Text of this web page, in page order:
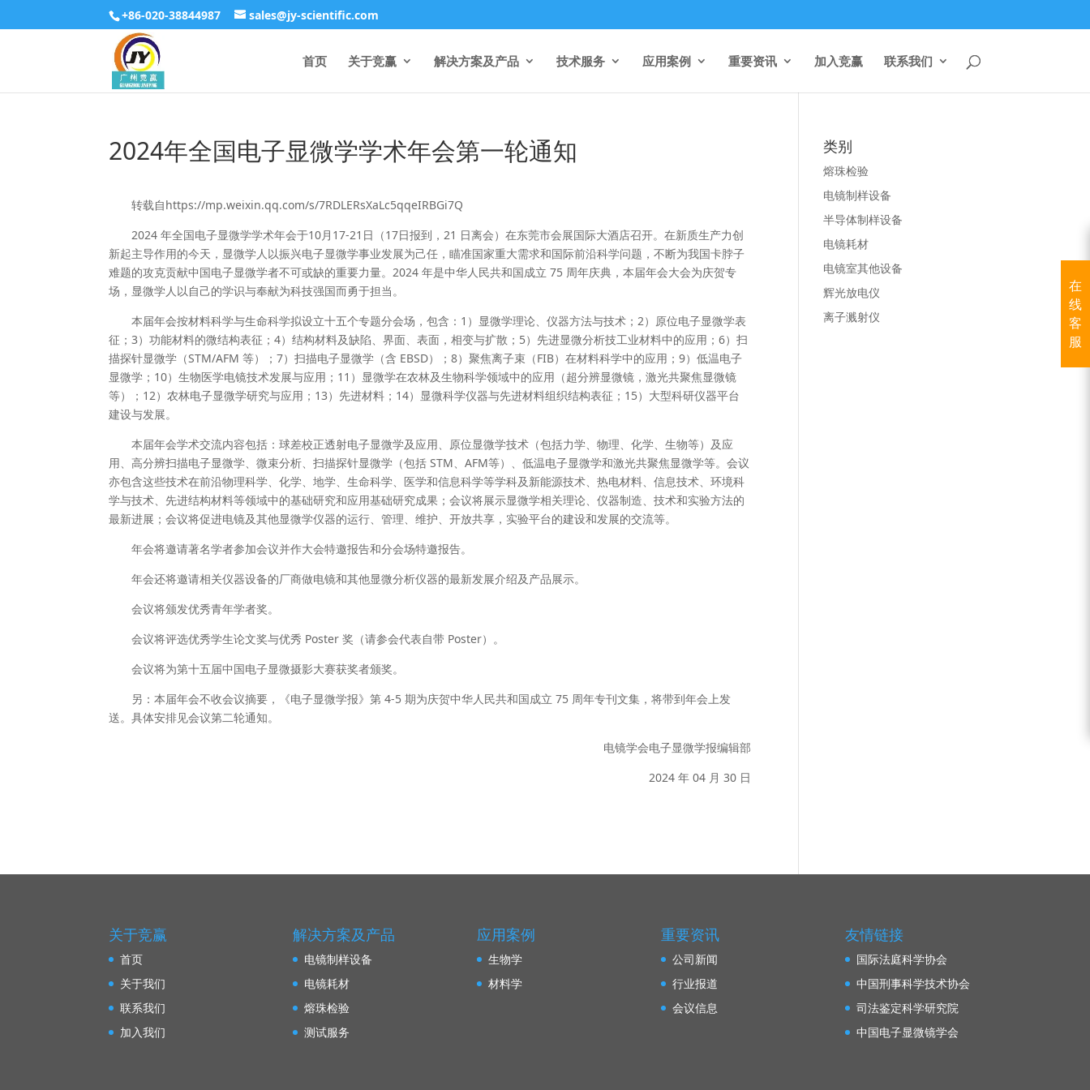
+86-020-38844987 sales@jy-scientific.com
首页 关于竞赢 解决方案及产品 技术服务 应用案例 重要资讯 加入竞赢 联系我们
2024年全国电⼦显微学学术年会第⼀轮通知
转载自https://mp.weixin.qq.com/s/7RDLERsXaLc5qqeIRBGi7Q
2024 年全国电子显微学学术年会于10月17-21日（17日报到，21 ⽇离会）在东莞市会展国际大酒店召开。在新质生产力创
新起主导作⽤的今天，显微学⼈以振兴电子显微学事业发展为己任，瞄准国家重⼤需求和国际前沿科学问题，不断为我国卡脖子
难题的攻克贡献中国电⼦显微学者不可或缺的重要⼒量。2024 年是中华人民共和国成立 75 周年庆典，本届年会⼤会为庆贺专
场，显微学人以自己的学识与奉献为科技强国而勇于担当。
本届年会按材料科学与生命科学拟设立十五个专题分会场，包含：1）显微学理论、仪器方法与技术；2）原位电子显微学表
征；3）功能材料的微结构表征；4）结构材料及缺陷、界面、表面，相变与扩散；5）先进显微分析技工业材料中的应用；6）扫
描探针显微学（STM/AFM 等）；7）扫描电子显微学（含 EBSD）；8）聚焦离⼦束（FIB）在材料科学中的应用；9）低温电子
显微学；10）生物医学电镜技术发展与应用；11）显微学在农林及生物科学领域中的应用（超分辨显微镜，激光共聚焦显微镜
等）；12）农林电子显微学研究与应用；13）先进材料；14）显微科学仪器与先进材料组织结构表征；15）大型科研仪器平台
建设与发展。
本届年会学术交流内容包括：球差校正透射电⼦显微学及应⽤、原位显微学技术（包括力学、物理、化学、生物等）及应
用、高分辨扫描电子显微学、微束分析、扫描探针显微学（包括 STM、AFM等）、低温电子显微学和激光共聚焦显微学等。会议
亦包含这些技术在前沿物理科学、化学、地学、生命科学、医学和信息科学等学科及新能源技术、热电材料、信息技术、环境科
学与技术、先进结构材料等领域中的基础研究和应⽤基础研究成果；会议将展示显微学相关理论、仪器制造、技术和实验⽅法的
最新进展；会议将促进电镜及其他显微学仪器的运行、管理、维护、开放共享，实验平台的建设和发展的交流等。
年会将邀请著名学者参加会议并作大会特邀报告和分会场特邀报告。
年会还将邀请相关仪器设备的厂商做电镜和其他显微分析仪器的最新发展介绍及产品展示。
会议将颁发优秀青年学者奖。
会议将评选优秀学生论文奖与优秀 Poster 奖（请参会代表自带 Poster）。
会议将为第十五届中国电子显微摄影大赛获奖者颁奖。
另：本届年会不收会议摘要，《电子显微学报》第 4-5 期为庆贺中华人民共和国成立 75 周年专刊文集，将带到年会上发
送。具体安排见会议第二轮通知。
电镜学会电子显微学报编辑部
2024 年 04 月 30 日
类别
熔珠检验
电镜制样设备
半导体制样设备
电镜耗材
电镜室其他设备
辉光放电仪
离子溅射仪
在
线
客
服
关于竞赢
首页
关于我们
联系我们
加入我们
解决方案及产品
电镜制样设备
电镜耗材
熔珠检验
测试服务
应用案例
生物学
材料学
重要资讯
公司新闻
行业报道
会议信息
友情链接
国际法庭科学协会
中国刑事科学技术协会
司法鉴定科学研究院
中国电子显微镜学会